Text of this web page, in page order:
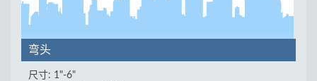
弯头
尺寸: 1"-6"